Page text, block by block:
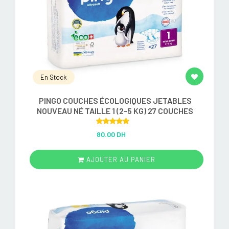
En Stock
PINGO COUCHES ÉCOLOGIQUES JETABLES
NOUVEAU NÉ TAILLE 1 (2-5 KG) 27 COUCHES
out of 5
80.00 DH
AJOUTER AU PANIER